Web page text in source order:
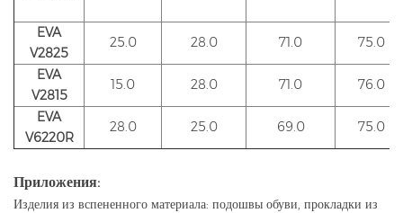
EVA
V2825
25.0 28.0 71.0
75.0
EVA
V2815
15.0 28.0 71.0
76.0
EVA
V6220R
28.0 25.0 69.0 75.0
Приложения:
Изделия из вспененного материала: подошвы обуви, прокладки из